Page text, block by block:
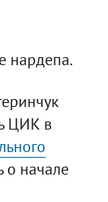
нардепа.
ЦИК в
о начале